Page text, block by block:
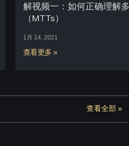
解视频一：如何正确理解
（MTTs）
1月 14, 2021
查看更多 »
查看全部 »